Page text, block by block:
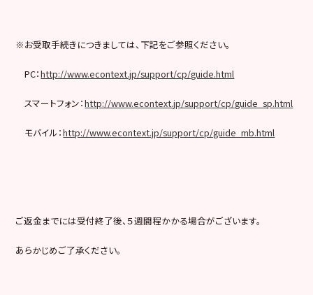
※お受取手続きにつきましては、下記をご参照ください。
PC：http://www.econtext.jp/support/cp/guide.html
スマートフォン：http://www.econtext.jp/support/cp/guide_sp.html
モバイル：http://www.econtext.jp/support/cp/guide_mb.html
ご返金までには受付終了後、５週間程かかる場合がございます。
あらかじめご了承ください。